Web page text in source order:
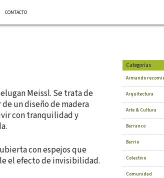
CONTACTO
Meissl. Se trata de
un diseño de madera
con tranquilidad y
con espejos que
el efecto de invisibilidad.
Categorías
Armando
Arquitectura
Arte & Cultura
Barranco
Barrio
Colectivo
Comunidad